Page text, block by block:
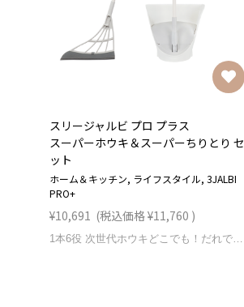
スリージャルビ プロ プラス
スーパーホウキ＆スーパーちりとり セ
ット
ホーム＆キッチン, ライフスタイル, 3JALBI
PRO+
¥10,691 (税込価格¥11,760 )
1本6役 次世代ホウキどこでも！だれでも！短時間で体に負担をかけずに掃除できる！ ブランド スリージャルビ プロ プラス 製品名 スーパーホウキ&スーパーちりとり セット メーカー希望小売価格 11,760円(税込) カラー ホワイト サイズ(約) 本体：270×890mm ちりとり：280×250×100×860mm 重量(約) 本体：190g ちりとり：500g 素材 本体：PP、エラストマー（TPE）、アルミニウムちりとり：PP、PC、アルミニウム、ステンレス セット内容 本体、ちりとり、専門粘着フック、結合クリップ、保証書付取扱説明書 保証期間 1年 生産国 韓国